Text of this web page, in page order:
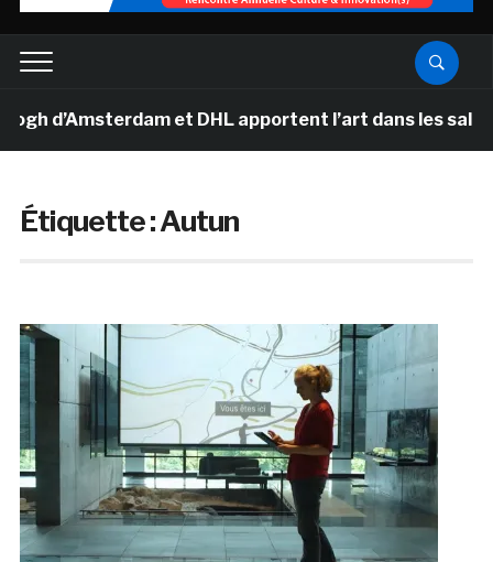
d’Amsterdam et DHL apportent l’art dans les salles de
Étiquette :Autun